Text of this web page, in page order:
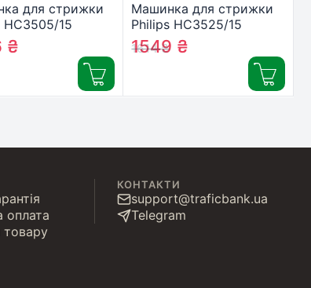
для стрижки
HC3505/15
₴
Машинка для стрижки
Philips HC3525/15
1614₴
1549 ₴
оплата
товару
КОНТАКТИ
support@traficbank.ua
Telegram